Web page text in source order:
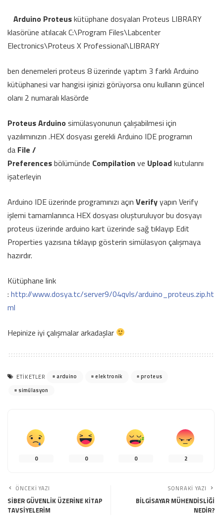
Arduino Proteuskütüphane dosyaları Proteus LIBRARY
klasörüne atılacak C:\Program Files\Labcenter
Electronics\Proteus X Professional\LIBRARY
ben denemeleri proteus 8 üzerinde yaptım 3 farklı Arduino
kütüphanesi var hangisi işinizi görüyorsa onu kullanın güncel
olanı 2 numaralı klasörde
Proteus Arduino simülasyonunun çalışabilmesi için
yazılımınızın .HEX dosyası gerekli Arduino IDE programın
da File /
Preferencesbölümünde Compilation ve Uploadkutularını
işaterleyin
Arduino IDE üzerinde programınızı açın Verifyyapın Verify
işlemi tamamlanınca HEX dosyası oluşturuluyor bu dosyayı
proteus üzerinde arduino kart üzerinde sağ tıklayıp Edit
Properties yazısına tıklayıp gösterin simülasyon çalışmaya
hazırdır.
Kütüphane link
: http://www.dosya.tc/server9/04qvls/arduino_proteus.zip.ht
ml
Hepinize iyi çalışmalar arkadaşlar
ETIKETLER arduino elektronik
proteus
simülasyon
0 0 0 2
ÖNCEKI YAZI
SİBER GÜVENLİK ÜZERİNE KİTAP
TAVSİYELERİM
SONRAKI YAZI
BİLGİSAYAR MÜHENDİSLİĞİ
NEDİR?